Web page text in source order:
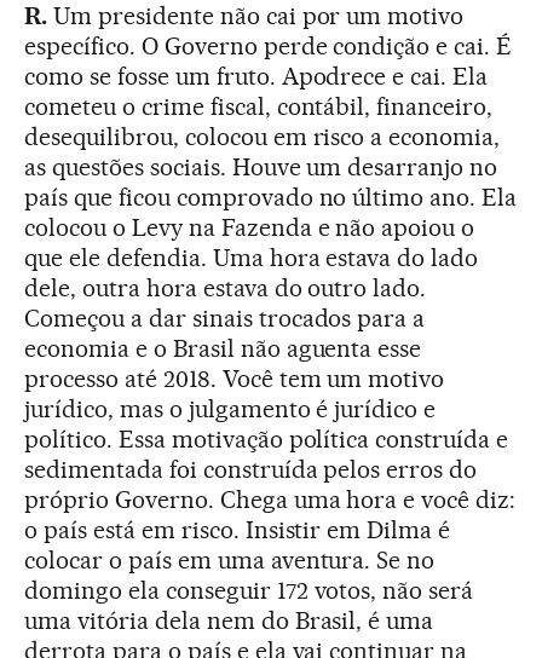
R. Um presidente não cai por um motivo
específico. O Governo perde condição e cai. É
como se fosse um fruto. Apodrece e cai. Ela
cometeu o crime fiscal, contábil, financeiro,
desequilibrou, colocou em risco a economia,
as questões sociais. Houve um desarranjo no
país que ficou comprovado no último ano. Ela
colocou o Levy na Fazenda e não apoiou o
que ele defendia. Uma hora estava do lado
dele, outra hora estava do outro lado.
Começou a dar sinais trocados para a
economia e o Brasil não aguenta esse
processo até 2018. Você tem um motivo
jurídico, mas o julgamento é jurídico e
político. Essa motivação política construída e
sedimentada foi construída pelos erros do
próprio Governo. Chega uma hora e você diz:
o país está em risco. Insistir em Dilma é
colocar o país em uma aventura. Se no
domingo ela conseguir 172 votos, não será
uma vitória dela nem do Brasil, é uma
derrota para o país e ela vai continuar na